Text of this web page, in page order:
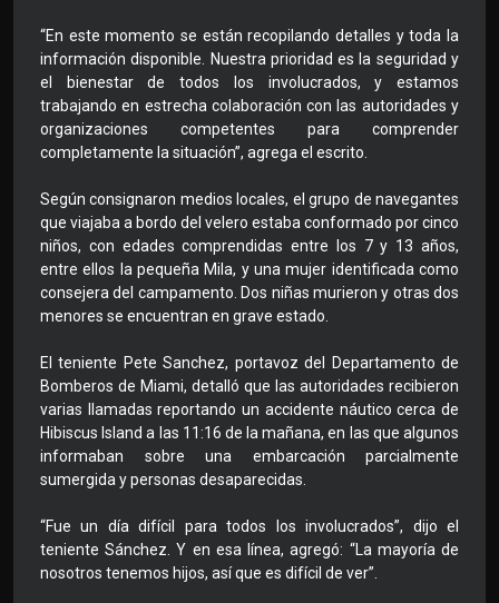
“En este momento se están recopilando detalles y toda la
información disponible. Nuestra prioridad es la seguridad y
el bienestar de todos los involucrados, y estamos
trabajando en estrecha colaboración con las autoridades y
organizaciones competentes para comprender
completamente la situación”, agrega el escrito.
Según consignaron medios locales, el grupo de navegantes
que viajaba a bordo del velero estaba conformado por cinco
niños, con edades comprendidas entre los 7 y 13 años,
entre ellos la pequeña Mila, y una mujer identificada como
consejera del campamento. Dos niñas murieron y otras dos
menores se encuentran en grave estado.
El teniente Pete Sanchez, portavoz del Departamento de
Bomberos de Miami, detalló que las autoridades recibieron
varias llamadas reportando un accidente náutico cerca de
Hibiscus Island a las 11:16 de la mañana, en las que algunos
informaban sobre una embarcación parcialmente
sumergida y personas desaparecidas.
“Fue un día difícil para todos los involucrados”, dijo el
teniente Sánchez. Y en esa línea, agregó: “La mayoría de
nosotros tenemos hijos, así que es difícil de ver”.